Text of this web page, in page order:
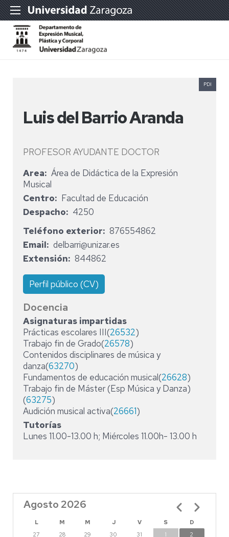
Luis del Barrio Aranda
PROFESOR AYUDANTE DOCTOR
PDI
Area
Área de Didáctica de la Expresión
Musical
Centro
Facultad de Educación
Despacho
4250
Teléfono exterior
876554862
Email
delbarri@unizar.es
Extensión
844862
Perfil público (CV)
Docencia
Asignaturas impartidas
Prácticas escolares III(26532)
Trabajo fin de Grado(26578)
Contenidos disciplinares de música y
danza(63270)
Fundamentos de educación musical(26628)
Trabajo fin de Máster (Esp Música y Danza)
(63275)
Audición musical activa(26661)
Tutorías
Lunes 11.00-13.00 h; Miércoles 11.00h- 13.00 h
Agosto 2026
L M M J V S
D
27
28 29 30 31 1
2
Paginación